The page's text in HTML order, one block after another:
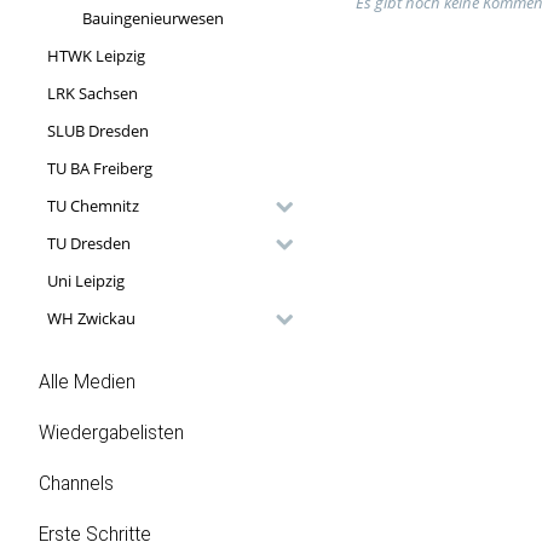
Bauingenieurwesen
HTWK Leipzig
LRK Sachsen
SLUB Dresden
TU BA Freiberg
TU Chemnitz
TU Dresden
Uni Leipzig
WH Zwickau
Alle Medien
Wiedergabelisten
Channels
Erste Schritte